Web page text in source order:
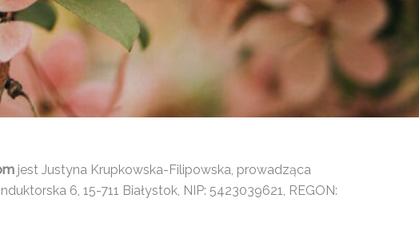
jest Justyna Krupkowska-Filipowska, prowadząca
6, 15-711 Białystok, NIP: 5423039621, REGON: